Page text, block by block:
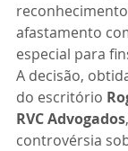
afastamento
especial para
A decisão,
do escritório
RVC Advogados
controvérsia